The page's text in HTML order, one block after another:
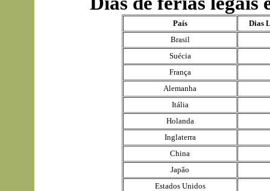
País
Dias
Brasil
Suécia
França
Alemanha
Itália
Holanda
Inglaterra
China
Japão
Estados Unidos